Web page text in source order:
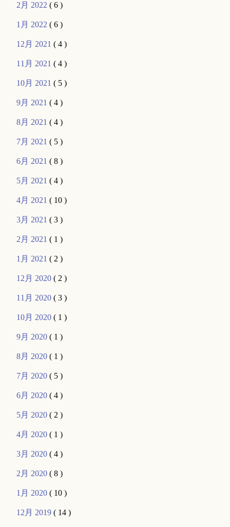
2月 2022( 6 )
1月 2022( 6 )
12月 2021( 4 )
11月 2021( 4 )
10月 2021( 5 )
9月 2021( 4 )
8月 2021( 4 )
7月 2021( 5 )
6月 2021( 8 )
5月 2021( 4 )
4月 2021( 10 )
3月 2021( 3 )
2月 2021( 1 )
1月 2021( 2 )
12月 2020( 2 )
11月 2020( 3 )
10月 2020( 1 )
9月 2020( 1 )
8月 2020( 1 )
7月 2020( 5 )
6月 2020( 4 )
5月 2020( 2 )
4月 2020( 1 )
3月 2020( 4 )
2月 2020( 8 )
1月 2020( 10 )
12月 2019( 14 )